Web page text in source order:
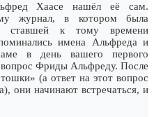
Хаасе нашёл её сам.
журнал, в котором была
ставшей к тому времени
имена Альфреда и
в день вашего первого
Фриды Альфреду. После
(а ответ на этот вопрос
они начинают встречаться, и